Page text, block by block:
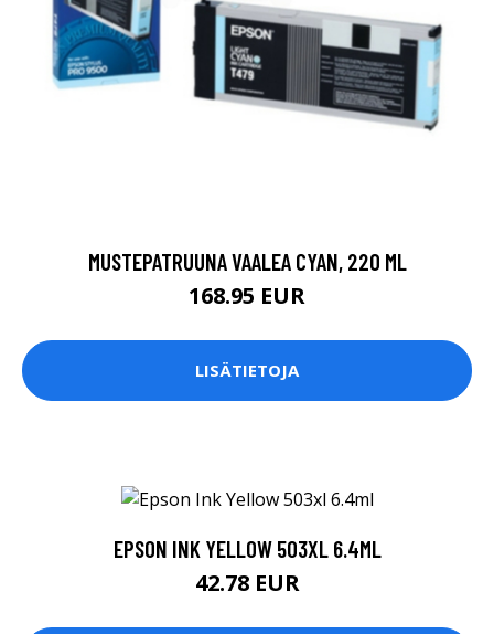
MUSTEPATRUUNA VAALEA CYAN, 220 ML
168.95 EUR
LISÄTIETOJA
EPSON INK YELLOW 503XL 6.4ML
42.78 EUR